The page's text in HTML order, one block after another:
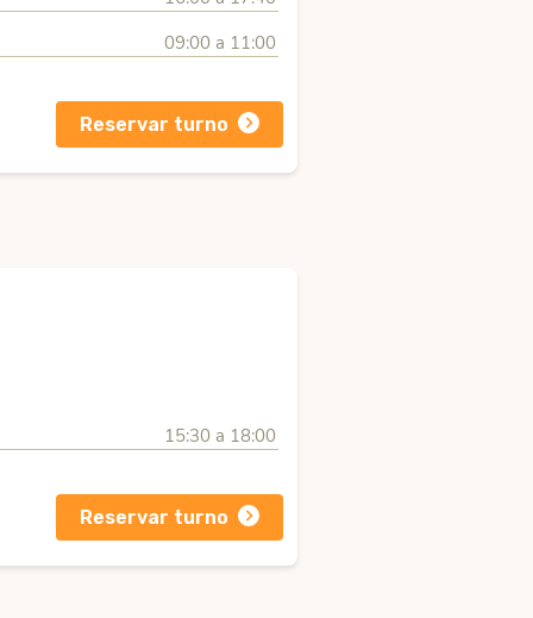
09:00 a 11:00
Reservar turno
15:30 a 18:00
Reservar turno